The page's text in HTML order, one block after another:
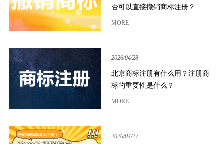
否可以直接撤销商标注册？
MORE
2026/04/28
北京商标注册有什么用？注册商
标的重要性是什么？
MORE
2026/04/27